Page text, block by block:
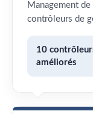
Management
contrôleurs de
10
améliorés